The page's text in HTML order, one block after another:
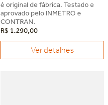
é original de fábrica. Testado e
aprovado pelo INMETRO e
CONTRAN.
R$ 1.290,00
Ver detalhes